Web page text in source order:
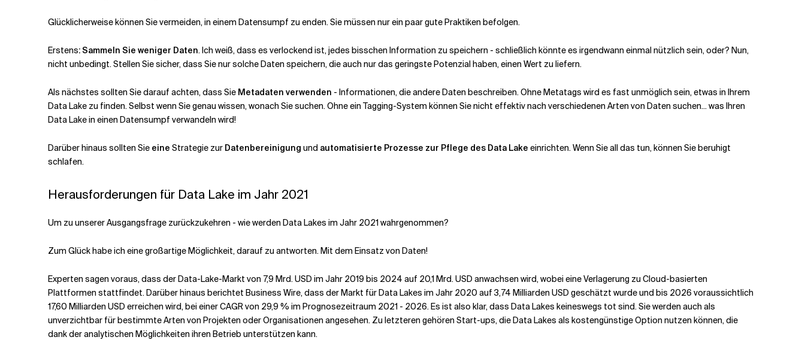
Glücklicherweise können Sie vermeiden, in einem Datensumpf zu enden. Sie müssen nur ein paar gute Praktiken befolgen.
Erstens: Sammeln Sie weniger Daten. Ich weiß, dass es verlockend ist, jedes bisschen Information zu speichern - schließlich könnte es irgendwann einmal nützlich sein, oder? Nun,
nicht unbedingt. Stellen Sie sicher, dass Sie nur solche Daten speichern, die auch nur das geringste Potenzial haben, einen Wert zu liefern.
Als nächstes sollten Sie darauf achten, dass Sie Metadaten verwenden - Informationen, die andere Daten beschreiben. Ohne Metatags wird es fast unmöglich sein, etwas in Ihrem
Data Lake zu finden. Selbst wenn Sie genau wissen, wonach Sie suchen. Ohne ein Tagging-System können Sie nicht effektiv nach verschiedenen Arten von Daten suchen... was Ihren
Data Lake in einen Datensumpf verwandeln wird!
Darüber hinaus sollten Sie eine Strategie zur Datenbereinigung und automatisierte Prozesse zur Pflege des Data Lake einrichten. Wenn Sie all das tun, können Sie beruhigt
schlafen.
Herausforderungen für Data Lake im Jahr 2021
Um zu unserer Ausgangsfrage zurückzukehren - wie werden Data Lakes im Jahr 2021 wahrgenommen?
Zum Glück habe ich eine großartige Möglichkeit, darauf zu antworten. Mit dem Einsatz von Daten!
Experten sagen voraus, dass der Data-Lake-Markt von 7,9 Mrd. USD im Jahr 2019 bis 2024 auf 20,1 Mrd. USD anwachsen wird, wobei eine Verlagerung zu Cloud-basierten
Plattformen stattfindet. Darüber hinaus berichtet Business Wire, dass der Markt für Data Lakes im Jahr 2020 auf 3,74 Milliarden USD geschätzt wurde und bis 2026 voraussichtlich
17,60 Milliarden USD erreichen wird, bei einer CAGR von 29,9 % im Prognosezeitraum 2021 - 2026. Es ist also klar, dass Data Lakes keineswegs tot sind. Sie werden auch als
unverzichtbar für bestimmte Arten von Projekten oder Organisationen angesehen. Zu letzteren gehören Start-ups, die Data Lakes als kostengünstige Option nutzen können, die
dank der analytischen Möglichkeiten ihren Betrieb unterstützen kann.